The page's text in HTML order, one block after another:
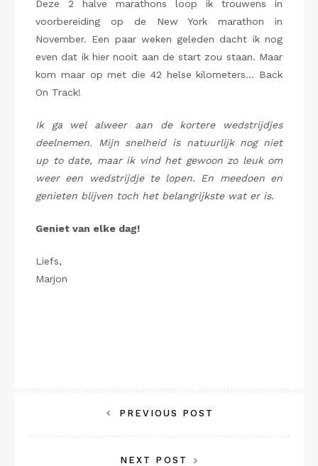
Deze 2 halve marathons loop ik trouwens in
voorbereiding op de New York marathon in
November. Een paar weken geleden dacht ik nog
even dat ik hier nooit aan de start zou staan. Maar
kom maar op met die 42 helse kilometers… Back
On Track!
Ik ga wel alweer aan de kortere wedstrijdjes
deelnemen. Mijn snelheid is natuurlijk nog niet
up to date, maar ik vind het gewoon zo leuk om
weer een wedstrijdje te lopen. En meedoen en
genieten blijven toch het belangrijkste wat er is.
Geniet van elke dag!
Liefs,
Marjon
navigatie
PREVIOUS POST
NEXT POST